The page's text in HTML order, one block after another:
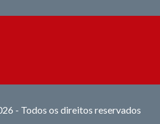
- Todos os direitos reservados